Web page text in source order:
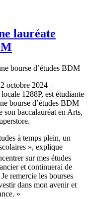
lauréate
octobre 2024 –
1288P, est étudiante
bourse d’études BDM
baccalauréat en Arts,
à temps plein, un
», explique
sur mes études
et continuerai de
remercie les bourses
dans mon avenir et
»